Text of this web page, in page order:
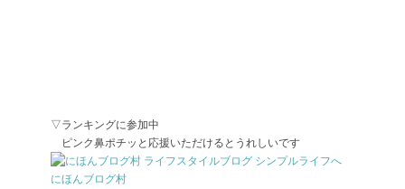
▽ランキングに参加中
ピンク鼻ポチッと応援いただけるとうれしいです
にほんブログ村